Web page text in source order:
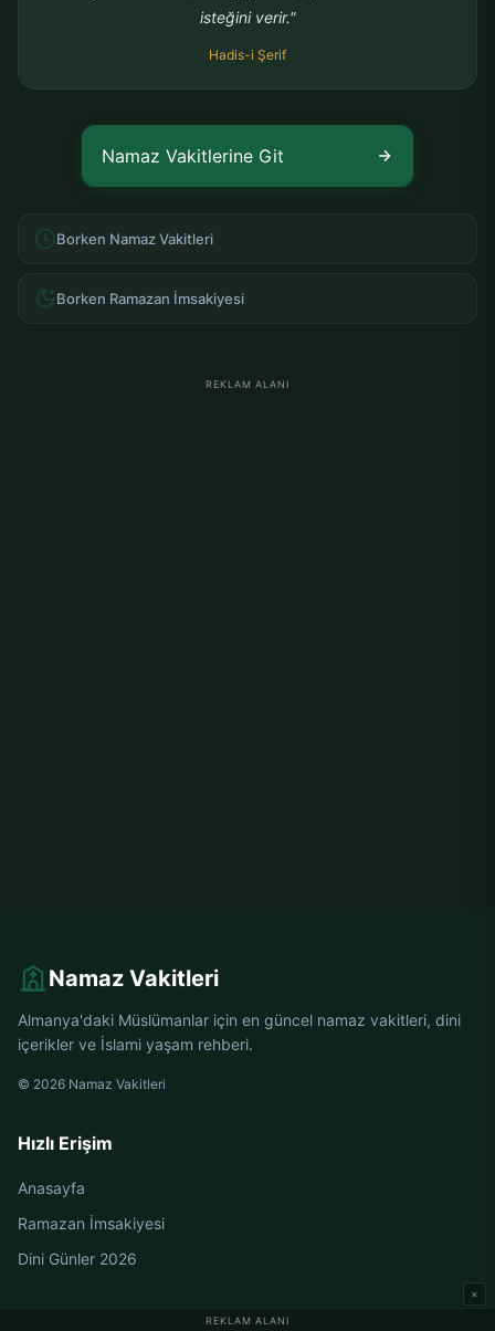
isteğini verir."
Hadis-i Şerif
Namaz Vakitlerine Git
Borken Namaz Vakitleri
Borken Ramazan İmsakiyesi
REKLAM ALANI
REKLAM ALANI
×
Namaz Vakitleri
Almanya'daki Müslümanlar için en güncel namaz vakitleri, dini
içerikler ve İslami yaşam rehberi.
© 2026 Namaz Vakitleri
Hızlı Erişim
Anasayfa
Ramazan İmsakiyesi
Dini Günler 2026